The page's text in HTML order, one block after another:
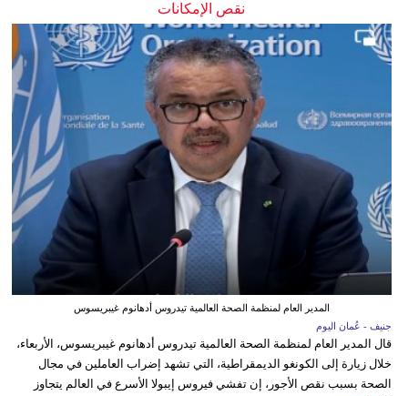
نقص الإمكانات
المدير العام لمنظمة الصحة العالمية تيدروس أدهانوم غيبريسوس
جنيف - عُمان اليوم
قال المدير العام لمنظمة الصحة العالمية تيدروس أدهانوم غيبريسوس، الأربعاء،
خلال زيارة إلى الكونغو الديمقراطية، التي تشهد إضراب العاملين في مجال
الصحة بسبب نقص الأجور، إن تفشي فيروس إيبولا الأسرع في العالم يتجاوز